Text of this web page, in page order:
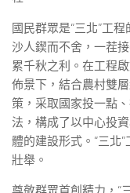
國民群眾是“三北”工
沙人鍥而不舍，一茬
累千秋之利。在工程
佈景下，結合農村雙
策，采取國家投一點
法，構成了以中心投
體的建設形式。“三北
壯舉。